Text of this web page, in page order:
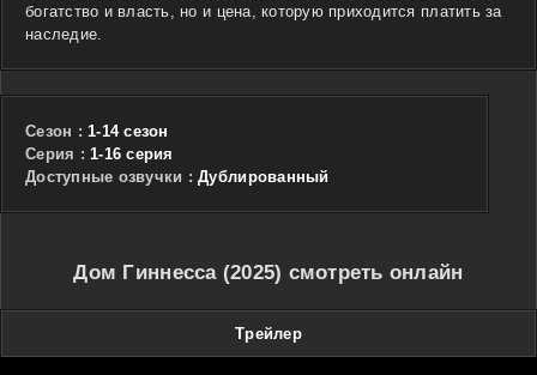
богатство и власть, но и цена, которую приходится платить за
наследие.
Сезон : 1-14 сезон
Cерия : 1-16 серия
Доступные озвучки : Дублированный
Дом Гиннесса (2025) смотреть онлайн
Трейлер